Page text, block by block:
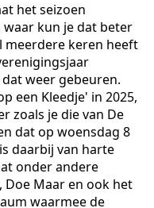
het seizoen
kun je dat beter
meerdere keren heeft
weer gebeuren.
een Kleedje' in 2025,
zoals je die van De
dat op woensdag 8
daarbij van harte
onder andere
Doe Maar en ook het
waarmee de